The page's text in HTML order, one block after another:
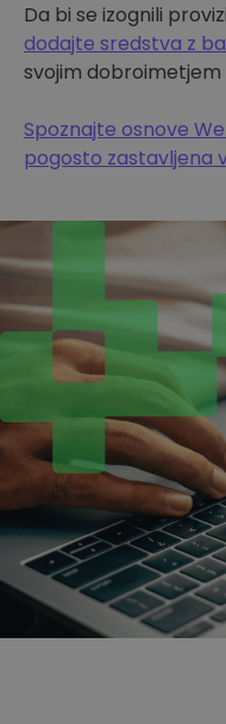
Da bi se izognili
dodajte sredstva z
svojim dobroimetjem
Spoznajte osnove
pogosto zastavljena